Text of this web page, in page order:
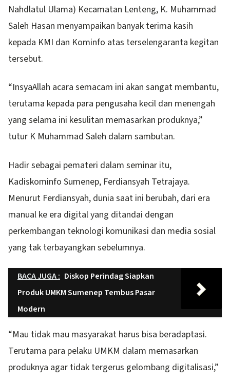
Nahdlatul Ulama) Kecamatan Lenteng, K. Muhammad
Saleh Hasan menyampaikan banyak terima kasih
kepada KMI dan Kominfo atas terselengaranta kegitan
tersebut.
“InsyaAllah acara semacam ini akan sangat membantu,
terutama kepada para pengusaha kecil dan menengah
yang selama ini kesulitan memasarkan produknya,”
tutur K Muhammad Saleh dalam sambutan.
Hadir sebagai pemateri dalam seminar itu,
Kadiskominfo Sumenep, Ferdiansyah Tetrajaya.
Menurut Ferdiansyah, dunia saat ini berubah, dari era
manual ke era digital yang ditandai dengan
perkembangan teknologi komunikasi dan media sosial
yang tak terbayangkan sebelumnya.
BACA JUGA : Diskop Perindag Siapkan
Produk UMKM Sumenep Tembus Pasar
Modern
“Mau tidak mau masyarakat harus bisa beradaptasi.
Terutama para pelaku UMKM dalam memasarkan
produknya agar tidak tergerus gelombang digitalisasi,”